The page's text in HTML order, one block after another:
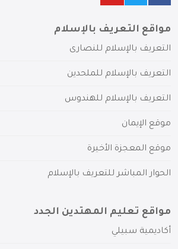
مواقع التعريف بالإسلام
التعريف بالإسلام للنصارى
التعريف بالإسلام للملحدين
التعريف بالإسلام للهندوس
موقع الإيمان
موقع المعجزة الأخيرة
الحوار المباشر للتعريف بالإسلام
مواقع تعليم المهتدين الجدد
أكاديمية سبيلي